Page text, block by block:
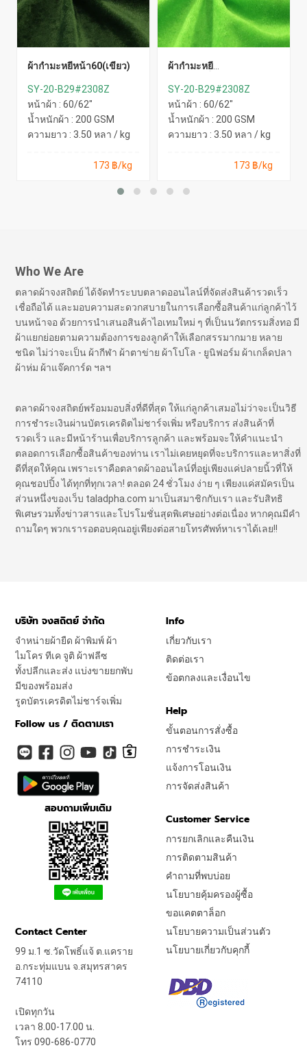
ผ้ากำมะหยี่หน้า60(เขียว)
SY-20-B29#2308Z
หน้าผ้า : 60/62"
น้ำหนักผ้า : 200 GSM
ความยาว : 3.50 หลา / kg
173 ฿/kg
ผ้ากำมะหยี่
SY-20-B29#2308Z
หน้าผ้า : 60/62"
น้ำหนักผ้า : 200 GSM
ความยาว : 3.50 หลา / kg
173 ฿/kg
Who We Are
ตลาดผ้าจงสถิตย์ ได้จัดทำระบบตลาดออนไลน์ที่จัดส่งสินค้ารวดเร็ว
เชื่อถือได้ และมอบความสะดวกสบายในการเลือกซื้อสินค้าแก่ลูกค้าไว้
บนหน้าจอ ด้วยการนำเสนอสินค้าไอเทมใหม่ ๆ ที่เป็นนวัตกรรมสิ่งทอ มี
ผ้าแยกย่อยตามความต้องการของลูกค้าให้เลือกสรรมากมาย หลาย
ชนิด ไม่ว่าจะเป็น ผ้ากีฬา ผ้าตาข่าย ผ้าโปโล - ยูนิฟอร์ม ผ้าเกล็ดปลา
ผ้าห่ม ผ้าแจ๊คการ์ด ฯลฯ
ตลาดผ้าจงสถิตย์พร้อมมอบสิ่งที่ดีที่สุด ให้แก่ลูกค้าเสมอไม่ว่าจะเป็นวิธี
การชำระเงินผ่านบัตรเครดิตไม่ชาร์จเพิ่ม หรือบริการ ส่งสินค้าที่
รวดเร็ว และมีหน้าร้านเพื่อบริการลูกค้า และพร้อมจะให้คำแนะนำ
ตลอดการเลือกซื้อสินค้าของท่าน เราไม่เคยหยุดที่จะบริการและหาสิ่งที่
ดีที่สุดให้คุณ เพราะเราคือตลาดผ้าออนไลน์ที่อยู่เพียงแค่ปลายนิ้วที่ให้
คุณชอปปิ้ง ได้ทุกที่ทุกเวลา! ตลอด 24 ชั่วโมง ง่าย ๆ เพียงแค่สมัครเป็น
ส่วนหนึ่งของเว็บ taladpha.com มาเป็นสมาชิกกับเรา และรับสิทธิ
พิเศษรวมทั้งข่าวสารและโปรโมชั่นสุดพิเศษอย่างต่อเนื่อง หากคุณมีคำ
ถามใดๆ พวกเรารอตอบคุณอยู่เพียงต่อสายโทรศัพท์หาเราได้เลย!!
บริษัท จงสถิตย์ จำกัด
จำหน่ายผ้ายืด ผ้าพิมพ์ ผ้า
ไมโคร ทีเค จูติ ผ้าฟลีซ
ทั้งปลีกและส่ง แบ่งขายยกพับ
มีของพร้อมส่ง
รูดบัตรเครดิตไม่ชาร์จเพิ่ม
Follow us / ติดตามเรา
สอบถามเพิ่มเติม
Info
เกี่ยวกับเรา
ติดต่อเรา
ข้อตกลงและเงื่อนไข
Help
ขั้นตอนการสั่งซื้อ
การชำระเงิน
แจ้งการโอนเงิน
การจัดส่งสินค้า
Customer Service
การยกเลิกและคืนเงิน
การติดตามสินค้า
คำถามที่พบบ่อย
นโยบายคุ้มครองผู้ซื้อ
ขอแคตตาล็อก
นโยบายความเป็นส่วนตัว
นโยบายเกี่ยวกับคุกกี้
Contact Center
99 ม.1 ซ.วัดโพธิ์แจ้ ต.แคราย
อ.กระทุ่มแบน จ.สมุทรสาคร
74110
เปิดทุกวัน
เวลา 8.00-17.00 น.
โทร 090-686-0770